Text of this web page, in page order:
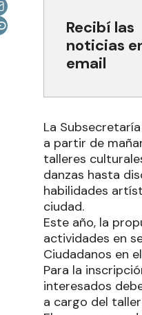
Recibí las
noticias
email
La
a partir de
talleres
danzas hasta
habilidades
ciudad.
Este año, la
actividades en
Ciudadanos en
Para la
interesados
a cargo del